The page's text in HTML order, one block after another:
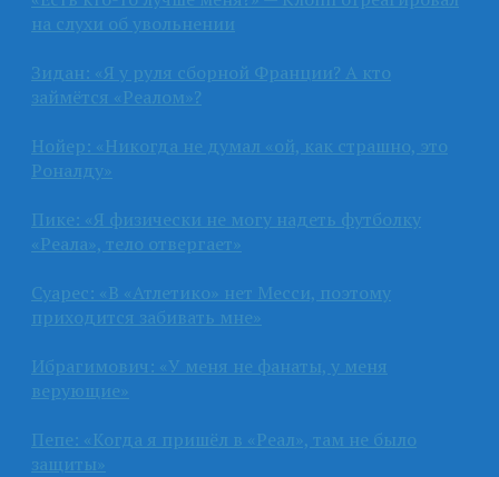
на слухи об увольнении
Зидан: «Я у руля сборной Франции? А кто
займётся «Реалом»?
Нойер: «Никогда не думал «ой, как страшно, это
Роналду»
Пике: «Я физически не могу надеть футболку
«Реала», тело отвергает»
Суарес: «В «Атлетико» нет Месси, поэтому
приходится забивать мне»
Ибрагимович: «У меня не фанаты, у меня
верующие»
Пепе: «Когда я пришёл в «Реал», там не было
защиты»